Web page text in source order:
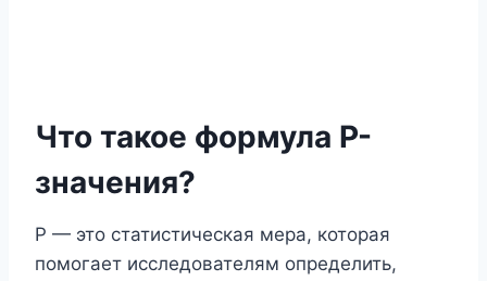
Что такое формула P-
значения?
P — это статистическая мера, которая
помогает исследователям определить,